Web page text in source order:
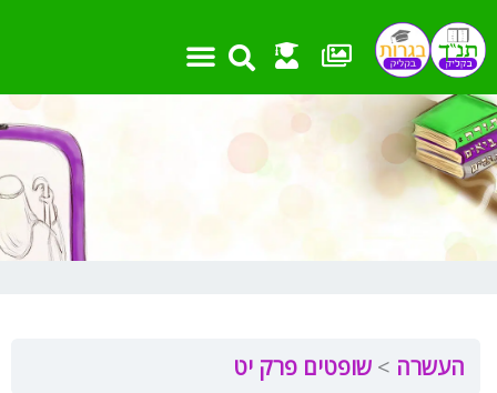
לתוכן
העשרה שופטים פרק יט